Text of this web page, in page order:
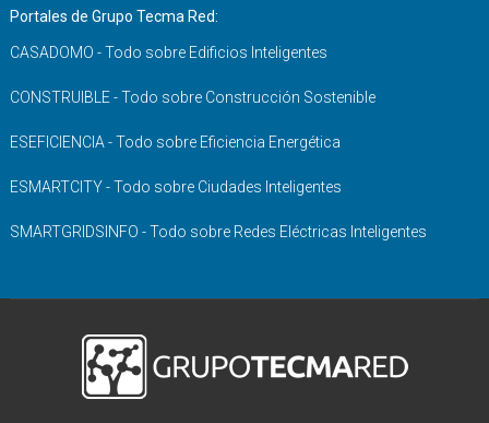
Portales de Grupo Tecma Red:
CASADOMO - Todo sobre Edificios Inteligentes
CONSTRUIBLE - Todo sobre Construcción Sostenible
ESEFICIENCIA - Todo sobre Eficiencia Energética
ESMARTCITY - Todo sobre Ciudades Inteligentes
SMARTGRIDSINFO - Todo sobre Redes Eléctricas Inteligentes